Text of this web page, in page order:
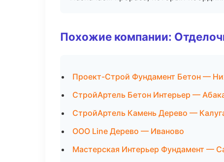
Похожие компании:
Проект-Строй Фундамент Бетон —
СтройАртель Бетон Интерьер —
СтройАртель Камень Дерево —
ООО Line Дерево — Иваново
Мастерская Интерьер Фундамент —